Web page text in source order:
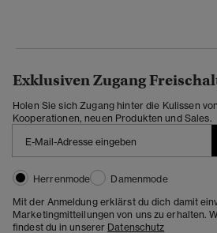
Exklusiven Zugang
Holen Sie sich Zugang hinter die Kulissen
Kooperationen, neuen Produkten und Sales.
Herrenmode
Damenmode
Mit der Anmeldung erklärst du dich damit
Marketingmitteilungen von uns zu erhalten.
findest du in unserer Datenschutz